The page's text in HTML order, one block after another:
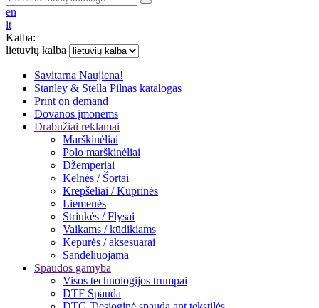
en
lt
Kalba:
lietuvių kalba
Savitarna Naujiena!
Stanley & Stella Pilnas katalogas
Print on demand
Dovanos įmonėms
Drabužiai reklamai
Marškinėliai
Polo marškinėliai
Džemperiai
Kelnės / Šortai
Krepšeliai / Kuprinės
Liemenės
Striukės / Flysai
Vaikams / kūdikiams
Kepurės / aksesuarai
Sandėliuojama
Spaudos gamyba
Visos technologijos trumpai
DTF Spauda